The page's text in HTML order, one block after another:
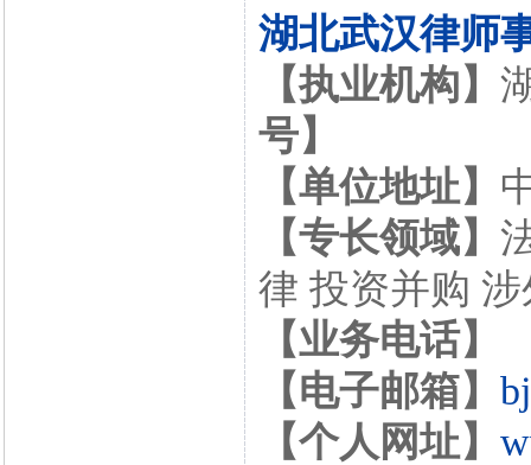
湖北武汉律师
【执业机构】
号】
【单位地址】
【专长领域】
律 投资并购
【业务电话】
【电子邮箱】
【个人网址】